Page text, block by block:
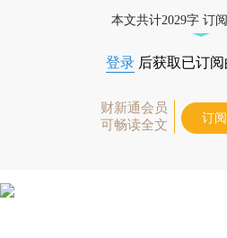
本文共计2029字 订
登录 后获取已订
财新通会员
可畅读全文
订